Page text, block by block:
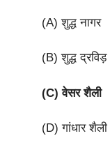
(A) शुद्ध नागर
(B) शुद्ध द्रविड़
(C) वेसर शैली
(D) गांधार शैली